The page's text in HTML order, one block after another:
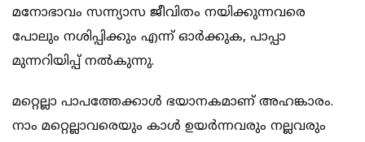
മനോഭാവം സന്ന്യാസ ജീവിതം നയിക്കുന്നവരെ
പോലും നശിപ്പിക്കും എന്ന് ഓര്‍ക്കുക, പാപ്പാ
മുന്നറിയിപ്പ് നല്‍കുന്നു.
മറ്റെല്ലാ പാപത്തേക്കാള്‍ ഭയാനകമാണ് അഹങ്കാരം.
നാം മറ്റെല്ലാവരെയും കാള്‍ ഉയര്‍ന്നവരും നല്ലവരും